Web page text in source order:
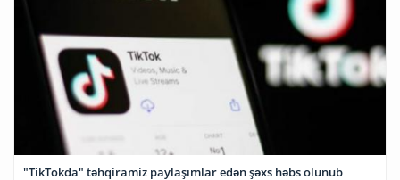
"TikTokda" təhqiramiz paylaşımlar edən şəxs həbs olunub